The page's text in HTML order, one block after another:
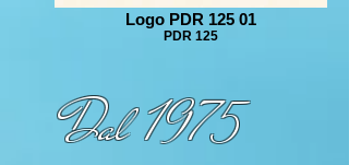
Logo PDR 125 01
PDR 125
Dal 1975